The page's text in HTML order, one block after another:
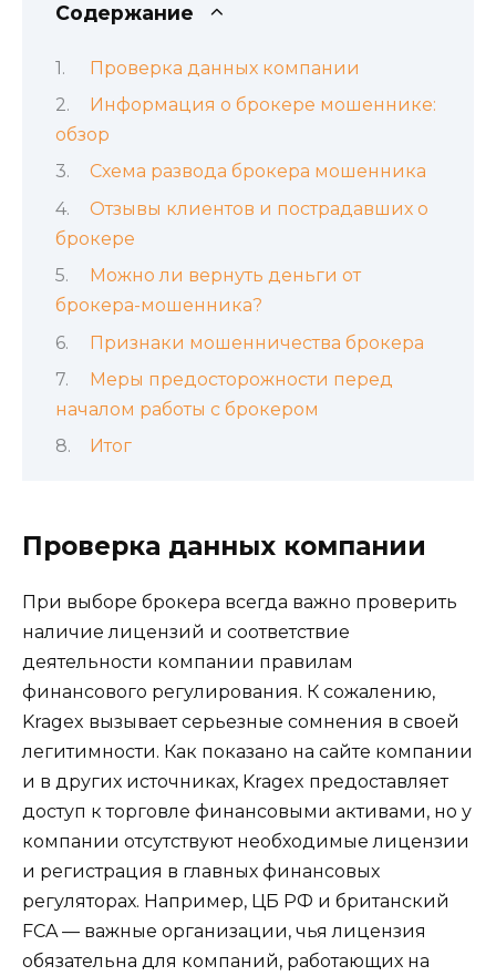
Содержание
Проверка данных компании
Информация о брокере мошеннике:
обзор
Схема развода брокера мошенника
Отзывы клиентов и пострадавших о
брокере
Можно ли вернуть деньги от
брокера-мошенника?
Признаки мошенничества брокера
Меры предосторожности перед
началом работы с брокером
Итог
Проверка данных компании
При выборе брокера всегда важно проверить
наличие лицензий и соответствие
деятельности компании правилам
финансового регулирования. К сожалению,
Kragex вызывает серьезные сомнения в своей
легитимности. Как показано на сайте компании
и в других источниках, Kragex предоставляет
доступ к торговле финансовыми активами, но у
компании отсутствуют необходимые лицензии
и регистрация в главных финансовых
регуляторах. Например, ЦБ РФ и британский
FCA — важные организации, чья лицензия
обязательна для компаний, работающих на